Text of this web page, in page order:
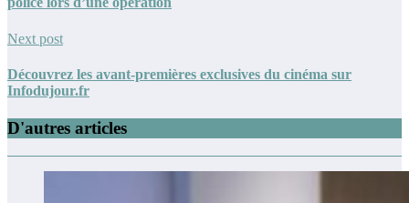
Next post
Découvrez les avant-premières exclusives du cinéma sur
Infodujour.fr
D'autres articles